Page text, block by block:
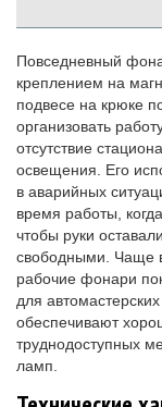
Повседневный
креплением на
подвесе на крюке
организовать
отсутствие
освещения. Его
в аварийных
время работы,
чтобы руки
свободными. Чаще
рабочие фонари
для
обеспечивают
труднодоступных
ламп.